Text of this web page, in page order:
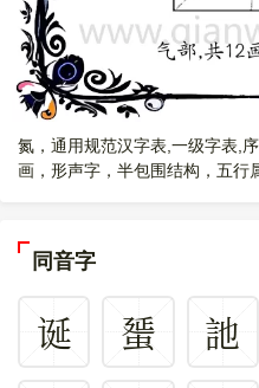
氮，通用规范汉字表,一级字表,
画，形声字，半包围结构，五行
同音字
诞 蜑 訑